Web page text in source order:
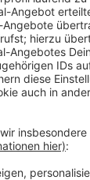
ließ ihn dann